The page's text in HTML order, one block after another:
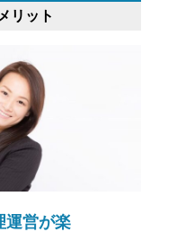
リット
運営が楽